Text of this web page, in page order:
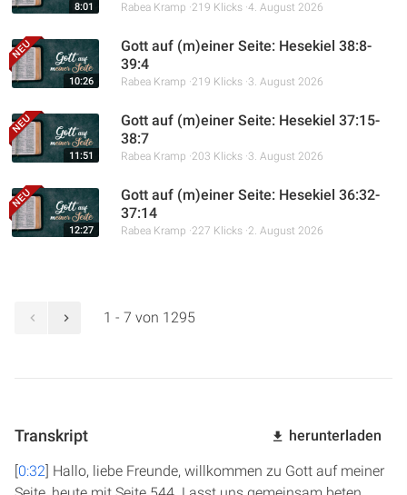
8:01 Rabea Kramp 219 Klicks 4. August 2026
10:26
Gott auf (m)einer Seite: Hesekiel 38:8-
39:4
Rabea Kramp 219 Klicks 3. August 2026
11:51
Gott auf (m)einer Seite: Hesekiel 37:15-
38:7
Rabea Kramp 203 Klicks 3. August 2026
12:27
Gott auf (m)einer Seite: Hesekiel 36:32-
37:14
Rabea Kramp 227 Klicks 2. August 2026
1 - 7 von 1295
Transkript herunterladen
[0:32] Hallo, liebe Freunde, willkommen zu Gott auf meiner